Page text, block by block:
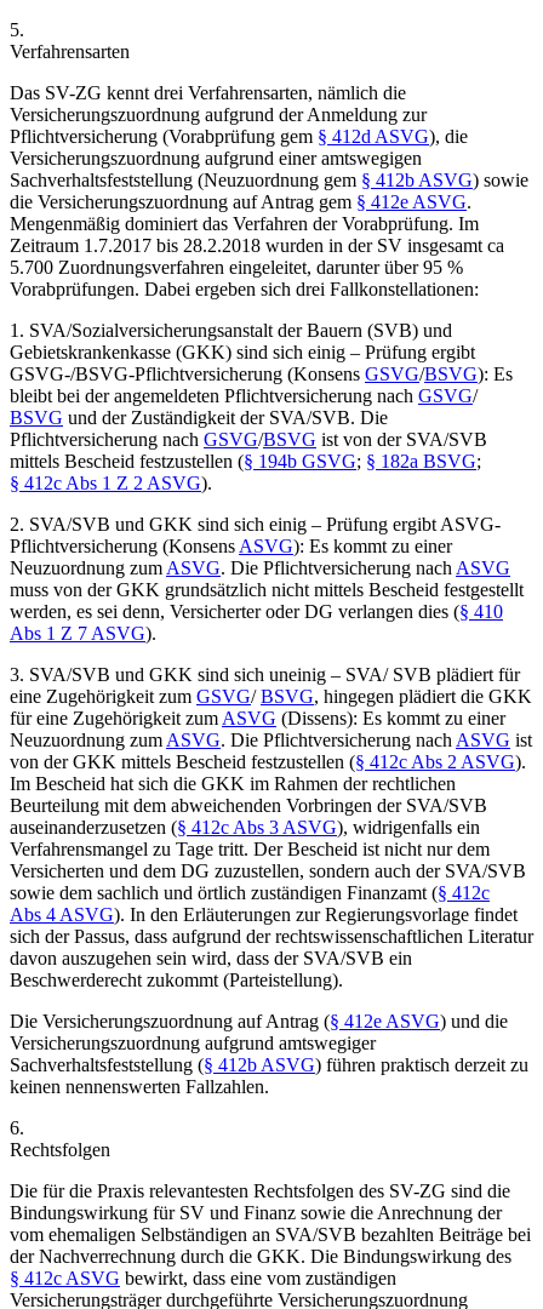
5.
Verfahrensarten
Das SV-ZG kennt drei Verfahrensarten, nämlich die
Versicherungszuordnung aufgrund der Anmeldung zur
Pflichtversicherung (Vorabprüfung gem § 412d ASVG), die
Versicherungszuordnung aufgrund einer amtswegigen
Sachverhaltsfeststellung (Neuzuordnung gem § 412b ASVG) sowie
die Versicherungszuordnung auf Antrag gem § 412e ASVG.
Mengenmäßig dominiert das Verfahren der Vorabprüfung. Im
Zeitraum 1.7.2017 bis 28.2.2018 wurden in der SV insgesamt ca
5.700 Zuordnungsverfahren eingeleitet, darunter über 95 %
Vorabprüfungen. Dabei ergeben sich drei Fallkonstellationen:
1. SVA/Sozialversicherungsanstalt der Bauern (SVB) und
Gebietskrankenkasse (GKK) sind sich einig – Prüfung ergibt
GSVG-/BSVG-Pflichtversicherung (Konsens GSVG/BSVG): Es
bleibt bei der angemeldeten Pflichtversicherung nach GSVG/
BSVG und der Zuständigkeit der SVA/SVB. Die
Pflichtversicherung nach GSVG/BSVG ist von der SVA/SVB
mittels Bescheid festzustellen (§ 194b GSVG; § 182a BSVG;
§ 412c Abs 1 Z 2 ASVG).
2. SVA/SVB und GKK sind sich einig – Prüfung ergibt ASVG-
Pflichtversicherung (Konsens ASVG): Es kommt zu einer
Neuzuordnung zum ASVG. Die Pflichtversicherung nach ASVG
muss von der GKK grundsätzlich nicht mittels Bescheid festgestellt
werden, es sei denn, Versicherter oder DG verlangen dies (§ 410
Abs 1 Z 7 ASVG).
3. SVA/SVB und GKK sind sich uneinig – SVA/ SVB plädiert für
eine Zugehörigkeit zum GSVG/BSVG, hingegen plädiert die GKK
für eine Zugehörigkeit zum ASVG (Dissens): Es kommt zu einer
Neuzuordnung zum ASVG. Die Pflichtversicherung nach ASVG ist
von der GKK mittels Bescheid festzustellen (§ 412c Abs 2 ASVG).
Im Bescheid hat sich die GKK im Rahmen der rechtlichen
Beurteilung mit dem abweichenden Vorbringen der SVA/SVB
auseinanderzusetzen (§ 412c Abs 3 ASVG), widrigenfalls ein
Verfahrensmangel zu Tage tritt. Der Bescheid ist nicht nur dem
Versicherten und dem DG zuzustellen, sondern auch der SVA/SVB
sowie dem sachlich und örtlich zuständigen Finanzamt (§ 412c
Abs 4 ASVG). In den Erläuterungen zur Regierungsvorlage findet
sich der Passus, dass aufgrund der rechtswissenschaftlichen Literatur
davon auszugehen sein wird, dass der SVA/SVB ein
Beschwerderecht zukommt (Parteistellung).
Die Versicherungszuordnung auf Antrag (§ 412e ASVG) und die
Versicherungszuordnung aufgrund amtswegiger
Sachverhaltsfeststellung (§ 412b ASVG) führen praktisch derzeit zu
keinen nennenswerten Fallzahlen.
6.
Rechtsfolgen
Die für die Praxis relevantesten Rechtsfolgen des SV-ZG sind die
Bindungswirkung für SV und Finanz sowie die Anrechnung der
vom ehemaligen Selbständigen an SVA/SVB bezahlten Beiträge bei
der Nachverrechnung durch die GKK. Die Bindungswirkung des
§ 412c ASVG bewirkt, dass eine vom zuständigen
Versicherungsträger durchgeführte Versicherungszuordnung